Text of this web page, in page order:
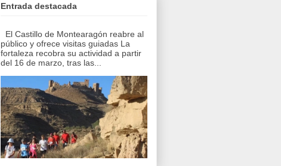
Entrada destacada
El Castillo de Montearagón reabre al
público y ofrece visitas guiadas La
fortaleza recobra su actividad a partir
del 16 de marzo, tras las...